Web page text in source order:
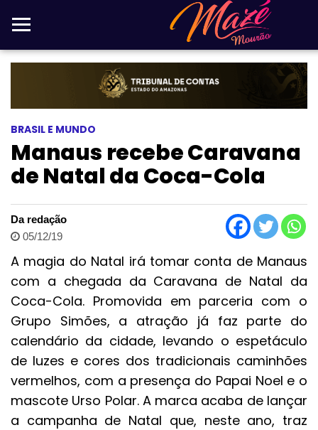
BRASIL E MUNDO
Manaus recebe Caravana
de Natal da Coca-Cola
Da redação
05/12/19
A magia do Natal irá tomar conta de Manaus
com a chegada da Caravana de Natal da
Coca-Cola. Promovida em parceria com o
Grupo Simões, a atração já faz parte do
calendário da cidade, levando o espetáculo
de luzes e cores dos tradicionais caminhões
vermelhos, com a presença do Papai Noel e o
mascote Urso Polar. A marca acaba de lançar
a campanha de Natal que, neste ano, traz